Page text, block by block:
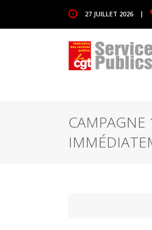
27 JUILLET 2026 |
CAMPAGNE